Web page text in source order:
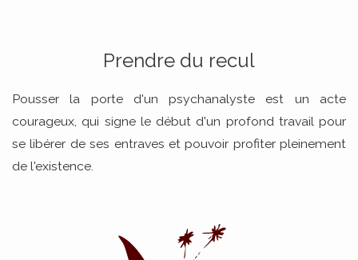
Prendre du recul
Pousser la porte d'un psychanalyste est un acte
courageux, qui signe le début d'un profond travail pour
se libérer de ses entraves et pouvoir profiter pleinement
de l'existence.